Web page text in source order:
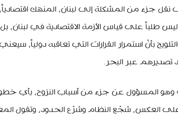
نقل جزء من المشكلة إلى لبنان، المنهك
ليس طلباً على قياس الأزمة الاقتصادية في لبنان،
بأنّ استمرار القرارات التي تعاقبه دولياً،
تصديرهم عبر البحر.
وهو المسؤول عن جزء من أسباب النزوح، بأي
العكس، شجّع النظام وشرّع الحدود، وتقول